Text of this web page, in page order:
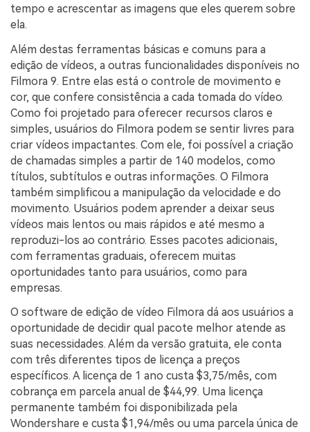
tempo e acrescentar as imagens que eles querem sobre
ela.
Além destas ferramentas básicas e comuns para a
edição de vídeos, a outras funcionalidades disponíveis no
Filmora 9. Entre elas está o controle de movimento e
cor, que confere consistência a cada tomada do vídeo.
Como foi projetado para oferecer recursos claros e
simples, usuários do Filmora podem se sentir livres para
criar vídeos impactantes. Com ele, foi possível a criação
de chamadas simples a partir de 140 modelos, como
títulos, subtítulos e outras informações. O Filmora
também simplificou a manipulação da velocidade e do
movimento. Usuários podem aprender a deixar seus
vídeos mais lentos ou mais rápidos e até mesmo a
reproduzi-los ao contrário. Esses pacotes adicionais,
com ferramentas graduais, oferecem muitas
oportunidades tanto para usuários, como para
empresas.
O software de edição de vídeo Filmora dá aos usuários a
oportunidade de decidir qual pacote melhor atende as
suas necessidades. Além da versão gratuita, ele conta
com três diferentes tipos de licença a preços
específicos. A licença de 1 ano custa $3,75/mês, com
cobrança em parcela anual de $44,99. Uma licença
permanente também foi disponibilizada pela
Wondershare e custa $1,94/mês ou uma parcela única de